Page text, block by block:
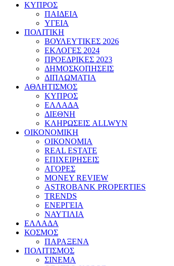
ΚΥΠΡΟΣ
ΠΑΙΔΕΙΑ
ΥΓΕΙΑ
ΠΟΛΙΤΙΚΗ
ΒΟΥΛΕΥΤΙΚΕΣ 2026
ΕΚΛΟΓΕΣ 2024
ΠΡΟΕΔΡΙΚΕΣ 2023
ΔΗΜΟΣΚΟΠΗΣΕΙΣ
ΔΙΠΛΩΜΑΤΙΑ
ΑΘΛΗΤΙΣΜΟΣ
ΚΥΠΡΟΣ
ΕΛΛΑΔΑ
ΔΙΕΘΝΗ
ΚΛΗΡΩΣΕΙΣ ALLWYN
ΟΙΚΟΝΟΜΙΚΗ
ΟΙΚΟΝΟΜΙΑ
REAL ESTATE
ΕΠΙΧΕΙΡΗΣΕΙΣ
ΑΓΟΡΕΣ
MONEY REVIEW
ASTROBANK PROPERTIES
TRENDS
ΕΝΕΡΓΕΙΑ
ΝΑΥΤΙΛΙΑ
ΕΛΛΑΔΑ
ΚΟΣΜΟΣ
ΠΑΡΑΞΕΝΑ
ΠΟΛΙΤΙΣΜΟΣ
ΣΙΝΕΜΑ